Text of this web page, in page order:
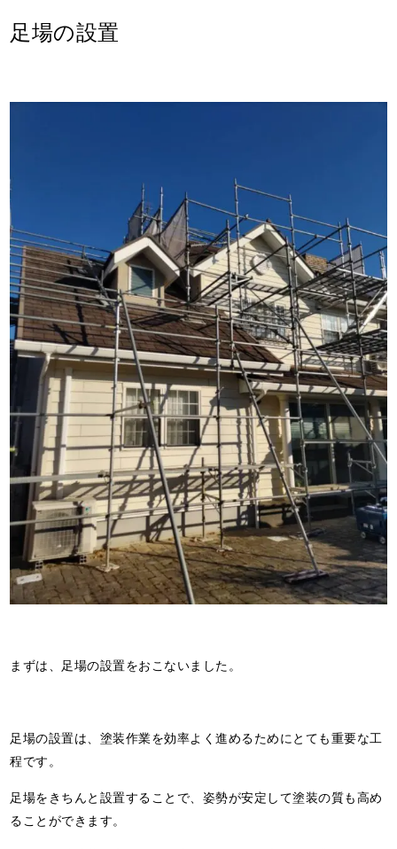
足場の設置
まずは、足場の設置をおこないました。
足場の設置は、塗装作業を効率よく進めるためにとても重要な工
程です。
足場をきちんと設置することで、姿勢が安定して塗装の質も高め
ることができます。